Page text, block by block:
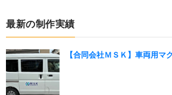
最新の制作実績
【合同会社ＭＳＫ】車両用マ